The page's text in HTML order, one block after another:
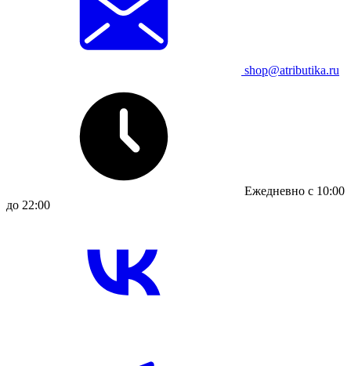
shop@atributika.ru
Ежедневно с 10:00
до 22:00